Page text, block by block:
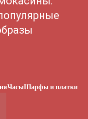
ЧасыШарфы и платки